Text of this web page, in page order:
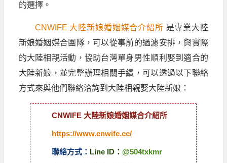
的選擇。
CNWIFE 大陸新娘婚姻媒合介紹所 是專業大陸
新娘婚姻媒合團隊，可以從事前的過濾安排，與實際
的大陸相親活動，協助台灣單身男性順利娶到適合的
大陸新娘，並完整辦理相關手續，可以透過以下聯絡
方式來與他們聯絡洽詢到大陸相親娶大陸新娘：
CNWIFE 大陸新娘婚姻媒合介紹所
https://www.cnwife.cc/
聯絡方式： Line ID：@504txkmr